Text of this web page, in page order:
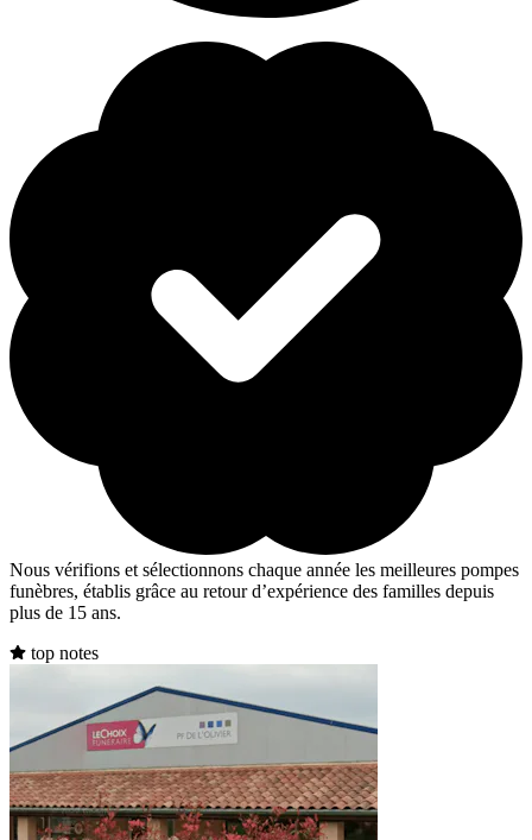
Nous vérifions et sélectionnons chaque année les meilleures pompes
funèbres, établis grâce au retour d’expérience des familles depuis
plus de 15 ans.
top notes